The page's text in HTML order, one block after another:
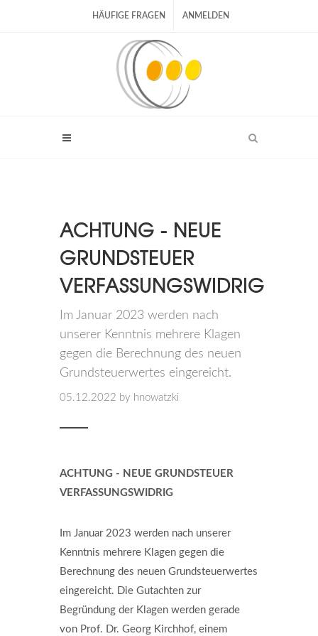
HÄUFIGE FRAGEN ANMELDEN
ACHTUNG - NEUE
GRUNDSTEUER
VERFASSUNGSWIDRIG
Im Januar 2023 werden nach
unserer Kenntnis mehrere Klagen
gegen die Berechnung des neuen
Grundsteuerwertes eingereicht.
05.12.2022 by hnowatzki
ACHTUNG - NEUE GRUNDSTEUER
VERFASSUNGSWIDRIG
Im Januar 2023 werden nach unserer
Kenntnis mehrere Klagen gegen die
Berechnung des neuen Grundsteuerwertes
eingereicht. Die Gutachten zur
Begründung der Klagen werden gerade
von Prof. Dr. Georg Kirchhof, einem